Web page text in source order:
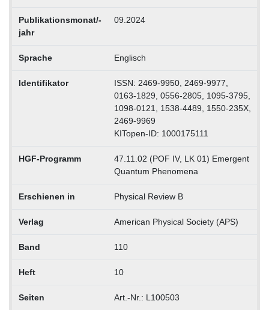
Publikationsmonat/-
jahr
09.2024
Sprache Englisch
Identifikator
ISSN: 2469-9950, 2469-9977,
0163-1829, 0556-2805, 1095-3795,
1098-0121, 1538-4489, 1550-235X,
2469-9969
KITopen-ID: 1000175111
HGF-Programm
47.11.02 (POF IV, LK 01) Emergent
Quantum Phenomena
Erschienen in Physical Review B
Verlag American Physical Society (APS)
Band 110
Heft 10
Seiten Art.-Nr.: L100503